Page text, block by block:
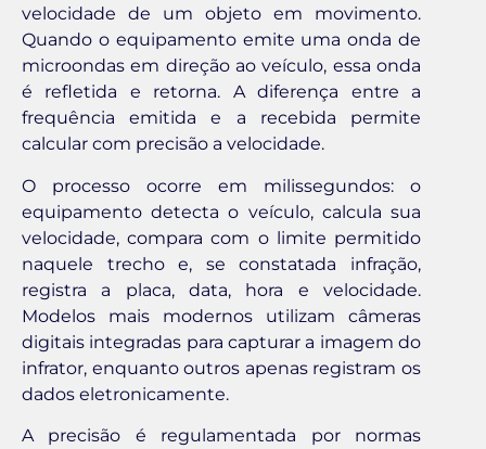
velocidade de um objeto em movimento.
Quando o equipamento emite uma onda de
microondas em direção ao veículo, essa onda
é refletida e retorna. A diferença entre a
frequência emitida e a recebida permite
calcular com precisão a velocidade.
O processo ocorre em milissegundos: o
equipamento detecta o veículo, calcula sua
velocidade, compara com o limite permitido
naquele trecho e, se constatada infração,
registra a placa, data, hora e velocidade.
Modelos mais modernos utilizam câmeras
digitais integradas para capturar a imagem do
infrator, enquanto outros apenas registram os
dados eletronicamente.
A precisão é regulamentada por normas